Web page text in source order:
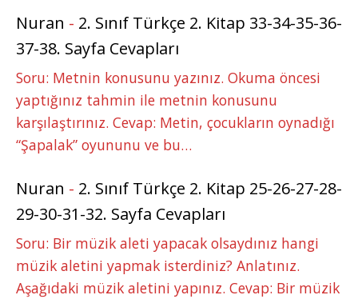
Nuran - 2. Sınıf Türkçe 2. Kitap 33-34-35-36-
37-38. Sayfa Cevapları
Soru: Metnin konusunu yazınız. Okuma öncesi
yaptığınız tahmin ile metnin konusunu
karşılaştırınız. Cevap: Metin, çocukların oynadığı
“Şapalak” oyununu ve bu…
Nuran - 2. Sınıf Türkçe 2. Kitap 25-26-27-28-
29-30-31-32. Sayfa Cevapları
Soru: Bir müzik aleti yapacak olsaydınız hangi
müzik aletini yapmak isterdiniz? Anlatınız.
Aşağıdaki müzik aletini yapınız. Cevap: Bir müzik